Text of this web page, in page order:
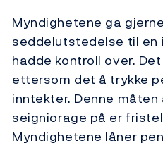
Myndighetene ga
seddelutstedelse til en
hadde kontroll over.
ettersom det å trykke
inntekter. Denne måten
seigniorage på er
Myndighetene låner